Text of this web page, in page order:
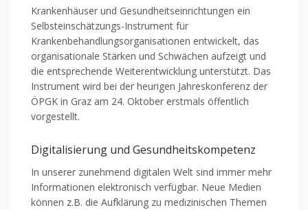
Krankenhäuser und Gesundheitseinrichtungen ein
Selbsteinschätzungs-Instrument für
Krankenbehandlungsorganisationen entwickelt, das
organisationale Stärken und Schwächen aufzeigt und
die entsprechende Weiterentwicklung unterstützt. Das
Instrument wird bei der heurigen Jahreskonferenz der
ÖPGK in Graz am 24. Oktober erstmals öffentlich
vorgestellt.
Digitalisierung und Gesundheitskompetenz
In unserer zunehmend digitalen Welt sind immer mehr
Informationen elektronisch verfügbar. Neue Medien
können z.B. die Aufklärung zu medizinischen Themen